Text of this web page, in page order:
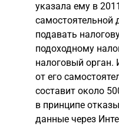
указала ему в
самостоятельной
подавать
подоходному
налоговый орган.
от его
составит около
в принципе
данные через